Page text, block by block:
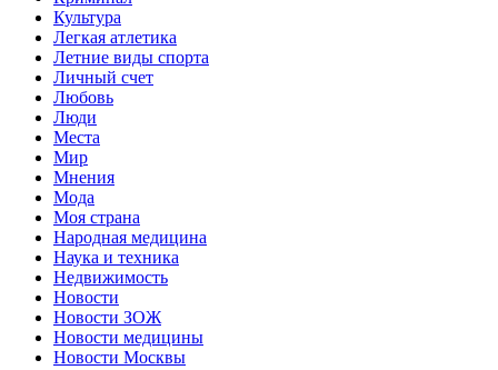
Культура
Легкая атлетика
Летние виды спорта
Личный счет
Любовь
Люди
Места
Мир
Мнения
Мода
Моя страна
Народная медицина
Наука и техника
Недвижимость
Новости
Новости ЗОЖ
Новости медицины
Новости Москвы